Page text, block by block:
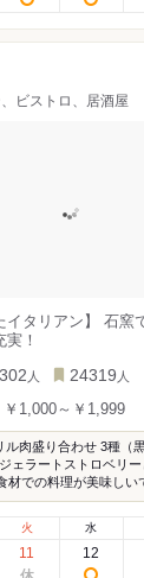
ビストロ、居酒屋
イタリアン】 石窯
！
302 人 24319 人
￥1,000～￥1,999
ル⾁盛り合わせ 3種（
ェラートストロベリー
材での料理が美味しい
火
11
水
12